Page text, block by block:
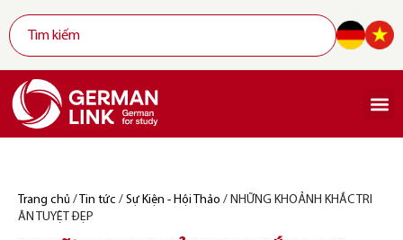
Trang chủ / Tin tức / Sự Kiện - Hội Thảo / NHỮNG KHOẢNH KHẮC TRI
ÂN TUYỆT ĐẸP